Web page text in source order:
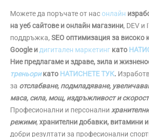
Можете да поръчате от насонлайн
на уеб сайтове и онлайн магазини, DEV и
поддръжка, SEO оптимизация за високо
Google идигитален маркетинг като
Ние предлагаме и здраве, зила и
треньорикато НАТИСНЕТЕ ТУК.
за отслабване, подмладяване,
маса, сила, мощ, издръжливост и
Професионални и персонални
режими, хранителни добавки, витамини
добри резултати за професионални